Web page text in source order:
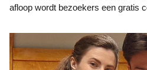
afloop wordt bezoekers een gratis